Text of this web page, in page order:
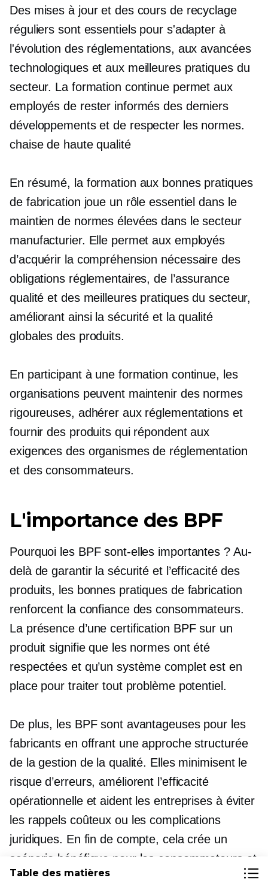
Des mises à jour et des cours de recyclage
réguliers sont essentiels pour s'adapter à
l'évolution des réglementations, aux avancées
technologiques et aux meilleures pratiques du
secteur. La formation continue permet aux
employés de rester informés des derniers
développements et de respecter les normes.
chaise de haute qualité
En résumé, la formation aux bonnes pratiques
de fabrication joue un rôle essentiel dans le
maintien de normes élevées dans le secteur
manufacturier. Elle permet aux employés
d’acquérir la compréhension nécessaire des
obligations réglementaires, de l’assurance
qualité et des meilleures pratiques du secteur,
améliorant ainsi la sécurité et la qualité
globales des produits.
En participant à une formation continue, les
organisations peuvent maintenir des normes
rigoureuses, adhérer aux réglementations et
fournir des produits qui répondent aux
exigences des organismes de réglementation
et des consommateurs.
L'importance des BPF
Pourquoi les BPF sont-elles importantes ? Au-
delà de garantir la sécurité et l’efficacité des
produits, les bonnes pratiques de fabrication
renforcent la confiance des consommateurs.
La présence d’une certification BPF sur un
produit signifie que les normes ont été
respectées et qu’un système complet est en
place pour traiter tout problème potentiel.
De plus, les BPF sont avantageuses pour les
fabricants en offrant une approche structurée
de la gestion de la qualité. Elles minimisent le
risque d’erreurs, améliorent l’efficacité
opérationnelle et aident les entreprises à éviter
les rappels coûteux ou les complications
juridiques. En fin de compte, cela crée un
scénario bénéfique pour les consommateurs et
les fabricants.
Table des matières